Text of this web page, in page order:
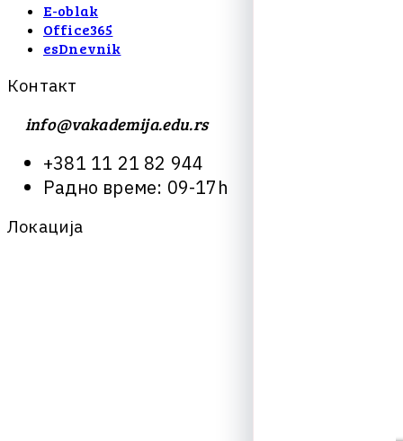
E-oblak
Office365
esDnevnik
Контакт
info@vakademija.edu.rs
+381 11 21 82 944
Радно време: 09-17h
Локација